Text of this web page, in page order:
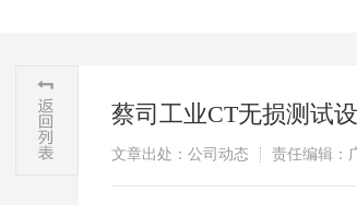
蔡司工业CT无损测试
文章出处：公司动态 责任编辑：